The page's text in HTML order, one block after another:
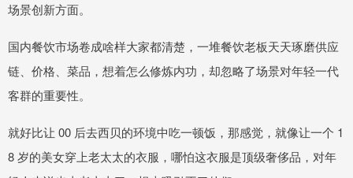
场景创新方面。
国内餐饮市场卷成啥样大家都清楚，一堆餐饮老板天天琢磨供应
链、价格、菜品，想着怎么修炼内功，却忽略了场景对年轻一代
客群的重要性。
就好比让 00 后去西贝的环境中吃一顿饭，那感觉，就像让一个 1
8 岁的美女穿上老太太的衣服，哪怕这衣服是顶级奢侈品，对年